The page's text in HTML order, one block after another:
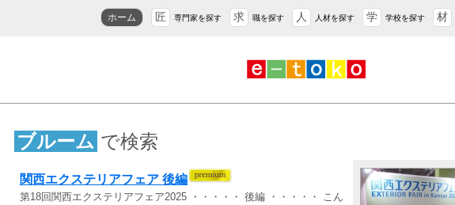
ホーム 匠 専門家を探す 求 職を探す 人 人材を探す 学 学校を探す 材
ブルーム で検索
関西エクステリアフェア 後編
第18回関西エクステリアフェア2025 ・・・・・ 後編 ・・・・・ こん